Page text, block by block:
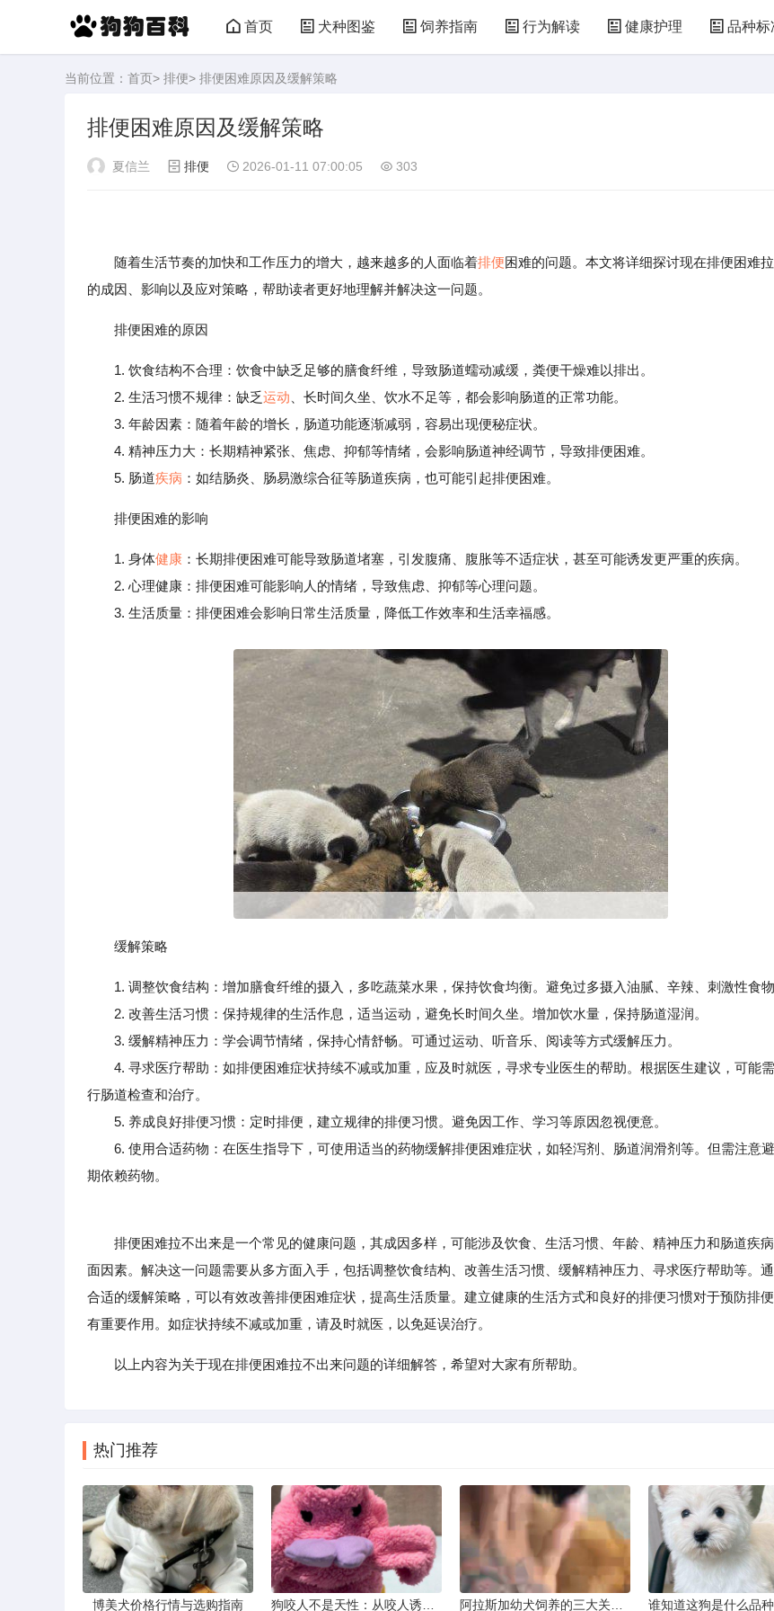
首页 犬种图鉴 饲养指南 行为解读 健康护理 品种标
当前位置： 首页> 排便> 排便困难原因及缓解策略
排便困难原因及缓解策略
夏信兰 排便 2026-01-11 07:00:05 303
随着生活节奏的加快和工作压力的增大，越来越多的人面临着排便困难的问题。本文将详细探讨现在排便困难
的成因、影响以及应对策略，帮助读者更好地理解并解决这一问题。
排便困难的原因
1. 饮食结构不合理：饮食中缺乏足够的膳食纤维，导致肠道蠕动减缓，粪便干燥难以排出。
2. 生活习惯不规律：缺乏运动 、长时间久坐、饮水不足等，都会影响肠道的正常功能。
3. 年龄因素：随着年龄的增长，肠道功能逐渐减弱，容易出现便秘症状。
4. 精神压力大：长期精神紧张、焦虑、抑郁等情绪，会影响肠道神经调节，导致排便困难。
5. 肠道疾病 ：如结肠炎、肠易激综合征等肠道疾病，也可能引起排便困难。
排便困难的影响
1. 身体健康 ：长期排便困难可能导致肠道堵塞，引发腹痛、腹胀等不适症状，甚至可能诱发更严重的疾病。
2. 心理健康：排便困难可能影响人的情绪，导致焦虑、抑郁等心理问题。
3. 生活质量：排便困难会影响日常生活质量，降低工作效率和生活幸福感。
缓解策略
1. 调整饮食结构：增加膳食纤维的摄入，多吃蔬菜水果，保持饮食均衡。避免过多摄入油腻、辛辣、刺激性食物
2. 改善生活习惯：保持规律的生活作息，适当运动，避免长时间久坐。增加饮水量，保持肠道湿润。
3. 缓解精神压力：学会调节情绪，保持心情舒畅。可通过运动、听音乐、阅读等方式缓解压力。
4. 寻求医疗帮助：如排便困难症状持续不减或加重，应及时就医，寻求专业医生的帮助。根据医生建议，可能
行肠道检查和治疗。
5. 养成良好排便习惯：定时排便，建立规律的排便习惯。避免因工作、学习等原因忽视便意。
6. 使用合适药物：在医生指导下，可使用适当的药物缓解排便困难症状，如轻泻剂、肠道润滑剂等。但需注意
期依赖药物。
排便困难拉不出来是一个常见的健康问题，其成因多样，可能涉及饮食、生活习惯、年龄、精神压力和肠道疾
面因素。解决这一问题需要从多方面入手，包括调整饮食结构、改善生活习惯、缓解精神压力、寻求医疗帮助等。
合适的缓解策略，可以有效改善排便困难症状，提高生活质量。建立健康的生活方式和良好的排便习惯对于预防排
有重要作用。如症状持续不减或加重，请及时就医，以免延误治疗。
以上内容为关于现在排便困难拉不出来问题的详细解答，希望对大家有所帮助。
热门推荐
博美犬价格行情与选购指南